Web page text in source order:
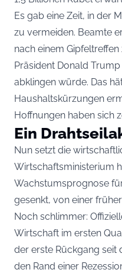
Es gab eine Zeit, in der
zu vermeiden. Beamte
nach einem
Präsident Donald
abklingen würde. Das
Haushaltskürzungen
Hoffnungen haben sich
Ein
Nun setzt die
Wirtschaftsministerium
Wachstumsprognose
gesenkt, von einer
Noch schlimmer:
Wirtschaft im ersten
der erste Rückgang seit
den Rand einer